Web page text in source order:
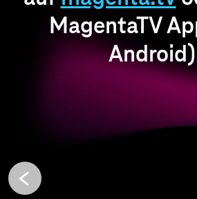
MagentaTV